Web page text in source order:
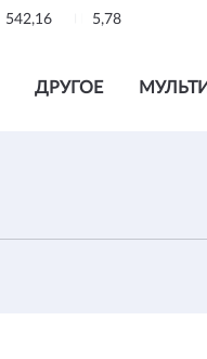
542,16 5,78
ДРУГОЕ